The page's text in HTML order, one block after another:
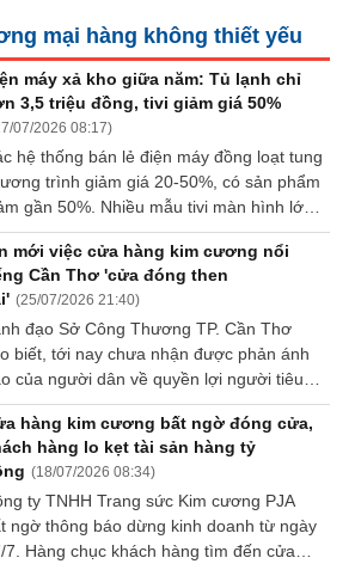
mại hàng không thiết yếu
máy xả kho giữa năm: Tủ lạnh chỉ
3,5 triệu đồng, tivi giảm giá 50%
07/2026 08:17)
hệ thống bán lẻ điện máy đồng loạt tung
trình giảm giá 20-50%, có sản phẩm
gần 50%. Nhiều mẫu tivi màn hình lớn,
dung tích cao, điều hòa và máy giặt
có giá thấp hơn hàng triệu đồng.
mới việc cửa hàng kim cương nổi
Cần Thơ 'cửa đóng then
(25/07/2026 21:40)
đạo Sở Công Thương TP. Cần Thơ
biết, tới nay chưa nhận được phản ánh
của người dân về quyền lợi người tiêu
bị ảnh hưởng do một số cửa hàng bán
cương, đá quý trên địa bàn tạm đóng
thời gian gần đây.
hàng kim cương bất ngờ đóng cửa,
hàng lo kẹt tài sản hàng tỷ
(18/07/2026 08:34)
ty TNHH Trang sức Kim cương PJA
ngờ thông báo dừng kinh doanh từ ngày
7. Hàng chục khách hàng tìm đến cửa